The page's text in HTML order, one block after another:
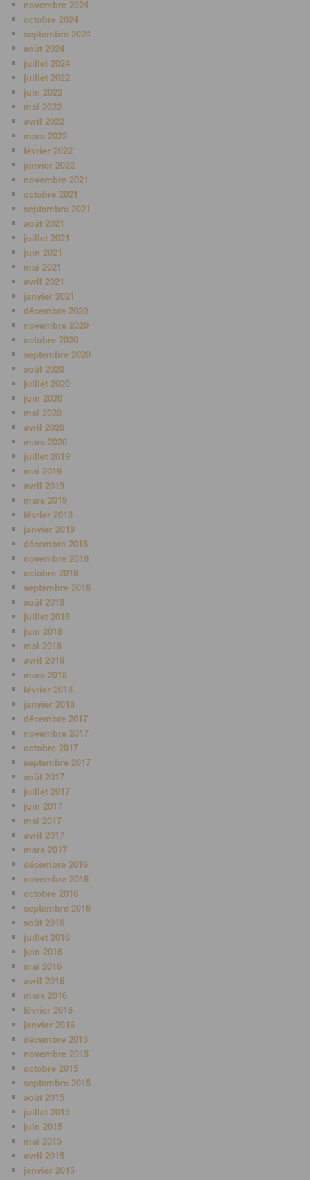
novembre 2024
octobre 2024
septembre 2024
août 2024
juillet 2024
juillet 2022
juin 2022
mai 2022
avril 2022
mars 2022
février 2022
janvier 2022
novembre 2021
octobre 2021
septembre 2021
août 2021
juillet 2021
juin 2021
mai 2021
avril 2021
janvier 2021
décembre 2020
novembre 2020
octobre 2020
septembre 2020
août 2020
juillet 2020
juin 2020
mai 2020
avril 2020
mars 2020
juillet 2019
mai 2019
avril 2019
mars 2019
février 2019
janvier 2019
décembre 2018
novembre 2018
octobre 2018
septembre 2018
août 2018
juillet 2018
juin 2018
mai 2018
avril 2018
mars 2018
février 2018
janvier 2018
décembre 2017
novembre 2017
octobre 2017
septembre 2017
août 2017
juillet 2017
juin 2017
mai 2017
avril 2017
mars 2017
décembre 2016
novembre 2016
octobre 2016
septembre 2016
août 2016
juillet 2016
juin 2016
mai 2016
avril 2016
mars 2016
février 2016
janvier 2016
décembre 2015
novembre 2015
octobre 2015
septembre 2015
août 2015
juillet 2015
juin 2015
mai 2015
avril 2015
janvier 2015